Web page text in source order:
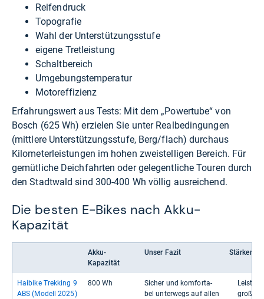
Reifendruck
Topografie
Wahl der Unterstützungsstufe
eigene Tretleistung
Schaltbereich
Umgebungstemperatur
Motoreffizienz
Erfahrungswert aus Tests: Mit dem „Powertube“ von
Bosch (625 Wh) erzielen Sie unter Realbedingungen
(mittlere Unterstützungsstufe, Berg/flach) durchaus
Kilometerleistungen im hohen zweistelligen Bereich. Für
gemütliche Deichfahrten oder gelegentliche Touren durch
den Stadtwald sind 300-400 Wh völlig ausreichend.
Die besten E-Bikes nach Akku-
Kapazität
Akku-
Kapazität
Unser Fazit Stärken
Hai­bike Trek­king 9
ABS (Modell 2025)
800 Wh
Sicher und kom­for­ta­
bel unter­wegs auf allen
große